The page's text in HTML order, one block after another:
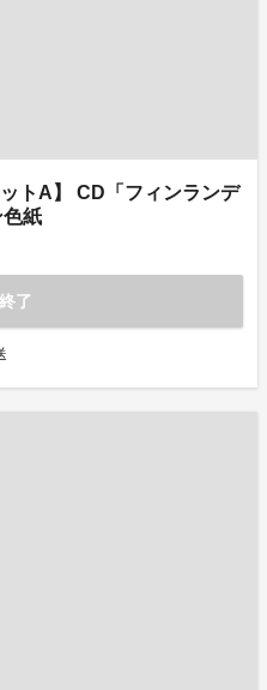
トA】 CD「フィンランデ
色紙
了